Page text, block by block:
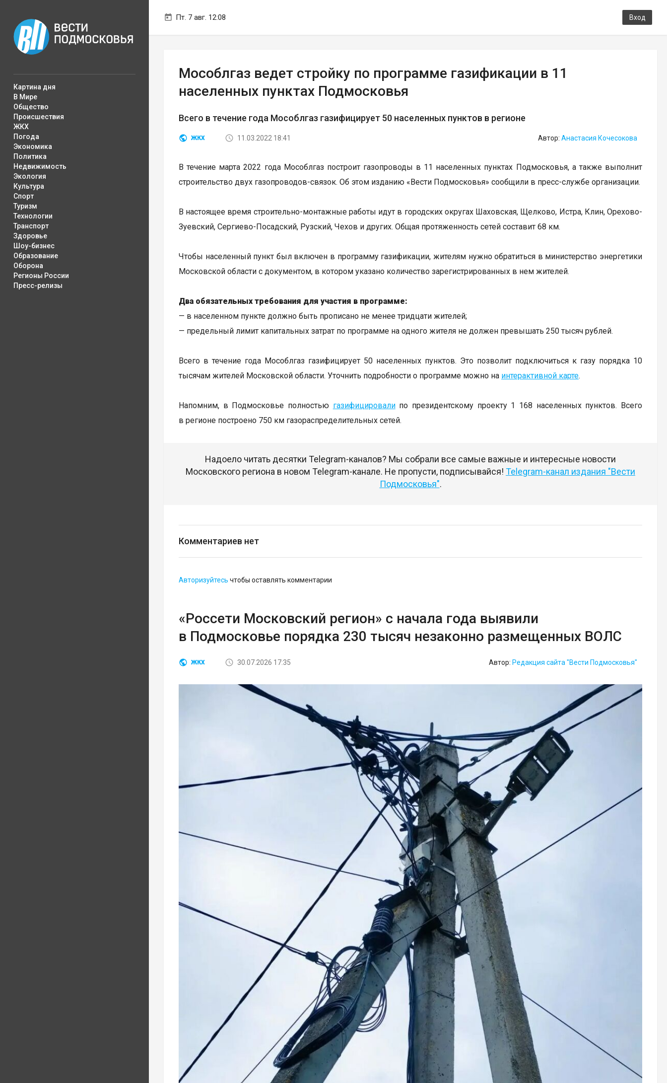
Пт. 7 авг. 12:08 Вход
Картина дня
В Мире
Общество
Происшествия
ЖКХ
Погода
Экономика
Политика
Недвижимость
Экология
Культура
Спорт
Туризм
Технологии
Транспорт
Здоровье
Шоу-бизнес
Образование
Оборона
Регионы России
Пресс-релизы
Мособлгаз ведет стройку по программе газификации в 11
населенных пунктах Подмосковья
Всего в течение года Мособлгаз газифицирует 50 населенных пунктов в регионе
ЖКХ 11.03.2022 18:41 Автор: Анастасия Кочесокова
В течение марта 2022 года Мособлгаз построит газопроводы в 11 населенных пунктах Подмосковья, а также выполнит
строительство двух газопроводов-связок. Об этом изданию «Вести Подмосковья» сообщили в пресс-службе организации.
В настоящее время строительно-монтажные работы идут в городских округах Шаховская, Щелково, Истра, Клин, Орехово-
Зуевский, Сергиево-Посадский, Рузский, Чехов и других. Общая протяженность сетей составит 68 км.
Чтобы населенный пункт был включен в программу газификации, жителям нужно обратиться в министерство энергетики
Московской области с документом, в котором указано количество зарегистрированных в нем жителей.
Два обязательных требования для участия в программе:
— в населенном пункте должно быть прописано не менее тридцати жителей;
— предельный лимит капитальных затрат по программе на одного жителя не должен превышать 250 тысяч рублей.
Всего в течение года Мособлгаз газифицирует 50 населенных пунктов. Это позволит подключиться к газу порядка 10
тысячам жителей Московской области. Уточнить подробности о программе можно на интерактивной карте.
Напомним, в Подмосковье полностью газифицировалипо президентскому проекту 1 168 населенных пунктов. Всего
в регионе построено 750 км газораспределительных сетей.
Надоело читать десятки Telegram-каналов? Мы собрали все самые важные и интересные новости
Московского региона в новом Telegram-канале. Не пропусти, подписывайся! Telegram-канал издания "Вести
Подмосковья".
Комментариев нет
Авторизуйтесь чтобы оставлять комментарии
«Россети Московский регион» с начала года выявили
в Подмосковье порядка 230 тысяч незаконно размещенных ВОЛС
ЖКХ 30.07.2026 17:35 Автор: Редакция сайта "Вести Подмосковья"